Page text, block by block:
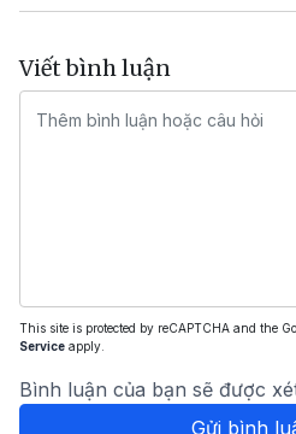
Viết bình luận
This site is protected by reCAPTCHA and the
Service apply.
Bình luận của bạn sẽ được
Gửi bình